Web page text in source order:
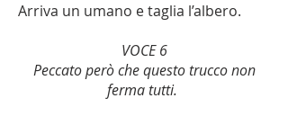
Arriva un umano e taglia l’albero.
VOCE 6
Peccato però che questo trucco non
ferma tutti.